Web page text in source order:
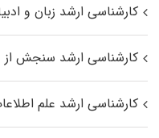
کارشناسی ارشد زبان و
کارشناسی ارشد سنجش از
کارشناسی ارشد علم